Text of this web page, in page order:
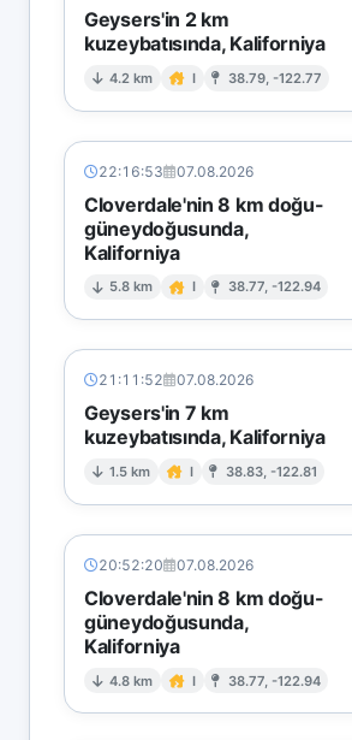
Geysers'in 2 km
kuzeybatısında, Kaliforniya
4.2 km I 38.79, -122.77
22:16:53 07.08.2026
Cloverdale'nin 8 km doğu-
güneydoğusunda,
Kaliforniya
5.8 km I 38.77, -122.94
21:11:52 07.08.2026
Geysers'in 7 km
kuzeybatısında, Kaliforniya
1.5 km I 38.83, -122.81
20:52:20 07.08.2026
Cloverdale'nin 8 km doğu-
güneydoğusunda,
Kaliforniya
4.8 km I 38.77, -122.94